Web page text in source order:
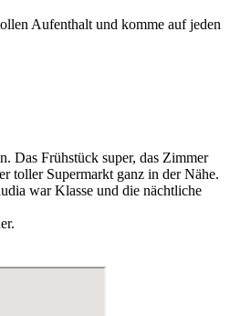
Aufenthalt und komme auf jeden
Das Frühstück super, das Zimmer
toller Supermarkt ganz in der Nähe.
war Klasse und die nächtliche